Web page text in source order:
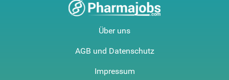
Über uns
AGB und Datenschutz
Impressum